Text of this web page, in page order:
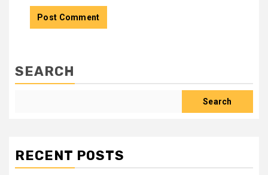
SEARCH
Search
RECENT POSTS